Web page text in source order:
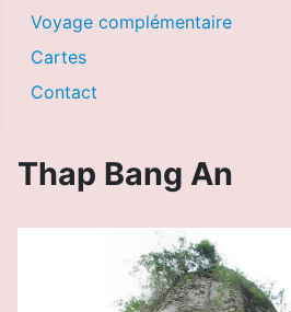
Voyage complémentaire
Cartes
Contact
Thap Bang An